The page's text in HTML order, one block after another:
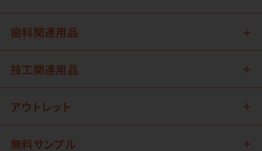
歯科関連用品
技工関連用品
アウトレット
無料サンプル